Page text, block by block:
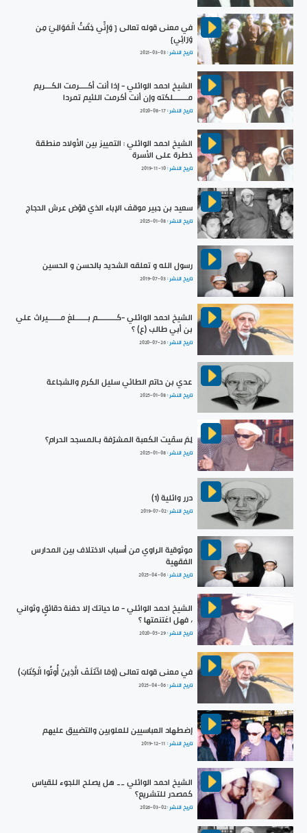
في معنى قوله تعالى { وَإِنِّي خِفْتُ الْمَوَالِيَ مِن
وَرَائِي}
تاريخ النشر :2021-03-03
الشيخ احمد الوائلي - إذا أنت أكــــرمت الكـــريم
مـــــــلكته وإن أنت أكرمت اللئيم تمردا
تاريخ النشر :2020-08-17
الشيخ احمد الوائلي : التمييز بين الأولاد منطقة
خطرة على الأسرة
تاريخ النشر :2019-11-10
سعيد بن جبير موقف الإباء الذي قوّض عرش الحجاج
تاريخ النشر :2025-01-08
رسول الله و تعلقه الشديد بالحسن و الحسين
تاريخ النشر :2019-07-03
الشيخ احمد الوائلي -كـــــــــم بــــــلغ مــــــيراث علي
بن أبي طالب (ع) ؟
تاريخ النشر :2020-07-26
عدي بن حاتم الطائي سليل الكرم والشجاعة
تاريخ النشر :2025-01-08
لِمَ سمّيت الكعبة المشرّفة بـالمسجد الحرام؟
تاريخ النشر :2025-01-08
درر وائلية (1)
تاريخ النشر :2019-07-02
موثوقية الراوي من أسباب الاختلاف بين المدارس
الفقهية
تاريخ النشر :2025-04-06
الشيخ احمد الوائلي - ما حياتك إلا حفنة دقائقٍ وثواني
، فهل اغتنمتها ؟
تاريخ النشر :2020-05-29
في معنى قوله تعالى (وَمَا اخْتَلَفَ الَّذِينَ أُوتُوا الْكِتَابَ)
تاريخ النشر :2025-04-06
إضطهاد العباسيين للعلويين والتضييق عليهم
تاريخ النشر : 2019-12-11
الشيخ احمد الوائلي __ هل يصلح اللجوء للقياس
كمصدر للتشريع؟
تاريخ النشر :2026-03-02